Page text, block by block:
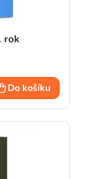
rok
Do košíku